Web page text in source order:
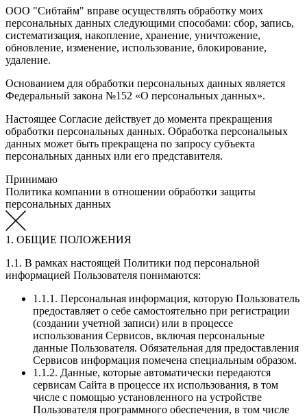
ООО "Сибтайм" вправе осуществлять обработку моих
персональных данных следующими способами: сбор, запись,
систематизация, накопление, хранение, уничтожение,
обновление, изменение, использование, блокирование,
удаление.
Основанием для обработки персональных данных является
Федеральный закона №152 «О персональных данных».
Настоящее Согласие действует до момента прекращения
обработки персональных данных. Обработка персональных
данных может быть прекращена по запросу субъекта
персональных данных или его представителя.
Принимаю
Политика компании в отношении обработки защиты
персональных данных
1. ОБЩИЕ ПОЛОЖЕНИЯ
1.1. В рамках настоящей Политики под персональной
информацией Пользователя понимаются:
1.1.1. Персональная информация, которую Пользователь
предоставляет о себе самостоятельно при регистрации
(создании учетной записи) или в процессе
использования Сервисов, включая персональные
данные Пользователя. Обязательная для предоставления
Сервисов информация помечена специальным образом.
1.1.2. Данные, которые автоматически передаются
сервисам Сайта в процессе их использования, в том
числе с помощью установленного на устройстве
Пользователя программного обеспечения, в том числе